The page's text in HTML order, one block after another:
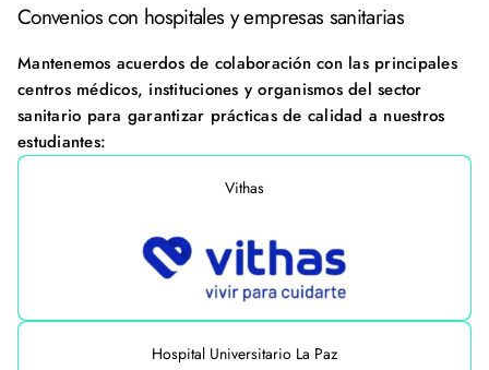
Convenios con hospitales y empresas sanitarias
Mantenemos acuerdos de colaboración con las principales
centros médicos, instituciones y organismos del sector
sanitario para garantizar prácticas de calidad a nuestros
estudiantes:
Vithas
Hospital Universitario La Paz